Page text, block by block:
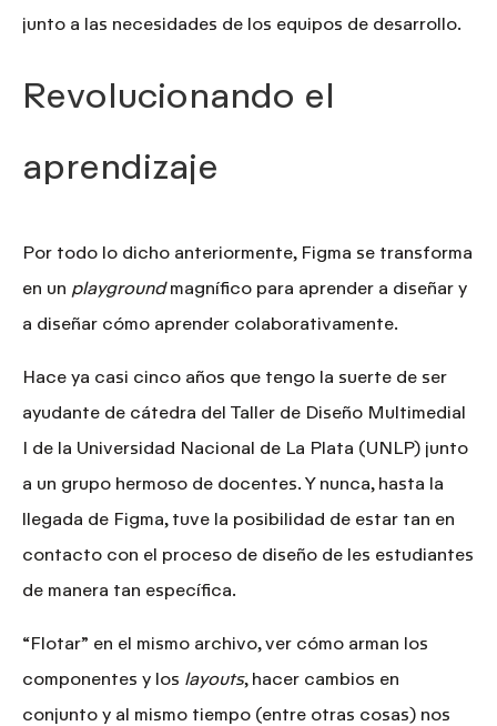
junto a las necesidades de los equipos de desarrollo.
Revolucionando el
aprendizaje
Por todo lo dicho anteriormente, Figma se transforma
en un playgroundmagnífico para aprender a diseñar y
a diseñar cómo aprender colaborativamente.
Hace ya casi cinco años que tengo la suerte de ser
ayudante de cátedra del Taller de Diseño Multimedial
I de la Universidad Nacional de La Plata (UNLP) junto
a un grupo hermoso de docentes. Y nunca, hasta la
llegada de Figma, tuve la posibilidad de estar tan en
contacto con el proceso de diseño de les estudiantes
de manera tan específica.
“Flotar” en el mismo archivo, ver cómo arman los
componentes y los layouts, hacer cambios en
conjunto y al mismo tiempo (entre otras cosas) nos